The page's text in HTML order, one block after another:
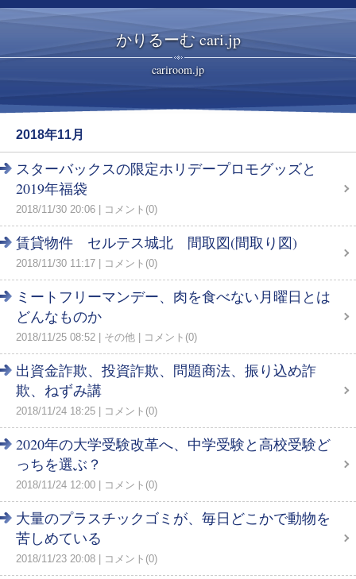
かりるーむ cari.jp
cariroom.jp
2018年11月
スターバックスの限定ホリデープロモグッズと
2019年福袋
2018/11/30 20:06 コメント(0)
賃貸物件 セルテス城北 間取図(間取り図)
2018/11/30 11:17 コメント(0)
ミートフリーマンデー、肉を食べない月曜日とは
どんなものか
2018/11/25 08:52 その他 コメント(0)
出資金詐欺、投資詐欺、問題商法、振り込め詐
欺、ねずみ講
2018/11/24 18:25 コメント(0)
2020年の大学受験改革へ、中学受験と高校受験ど
っちを選ぶ？
2018/11/24 12:00 コメント(0)
大量のプラスチックゴミが、毎日どこかで動物を
苦しめている
2018/11/23 20:08 コメント(0)